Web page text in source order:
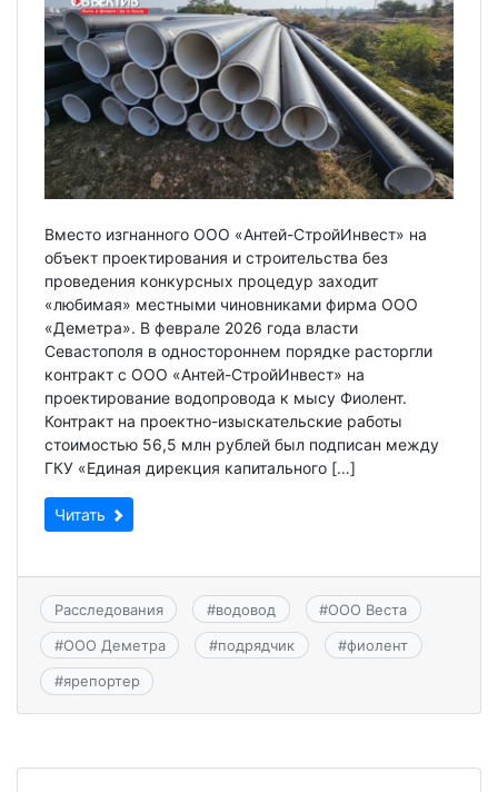
Вместо изгнанного ООО «Антей-СтройИнвест» на
объект проектирования и строительства без
проведения конкурсных процедур заходит
«любимая» местными чиновниками фирма ООО
«Деметра». В феврале 2026 года власти
Севастополя в одностороннем порядке расторгли
контракт с ООО «Антей-СтройИнвест» на
проектирование водопровода к мысу Фиолент.
Контракт на проектно-изыскательские работы
стоимостью 56,5 млн рублей был подписан между
ГКУ «Единая дирекция капитального […]
Читать
Расследования #водовод #ООО Веста
#ООО Деметра #подрядчик #фиолент
#ярепортер